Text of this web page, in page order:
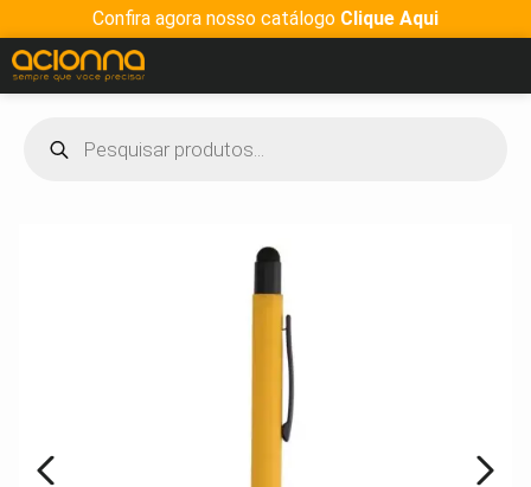
Confira agora nosso catálogo Clique Aqui